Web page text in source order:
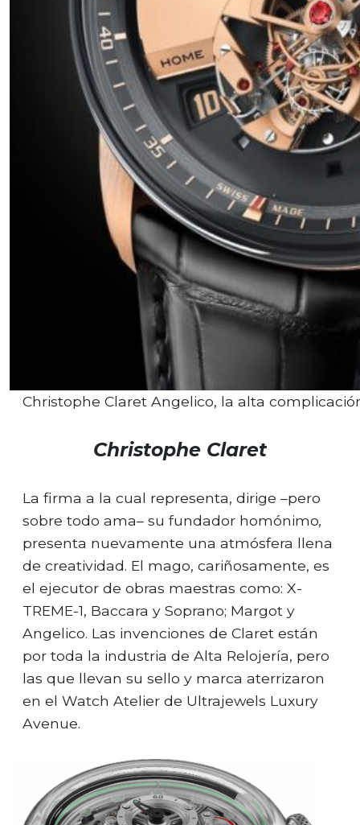
Christophe Claret Angelico, la alta
Christophe Claret
La firma a la cual representa, dirige –pero
sobre todo ama– su fundador homónimo,
presenta nuevamente una atmósfera llena
de creatividad. El mago, cariñosamente, es
el ejecutor de obras maestras como: X-
TREME-1, Baccara y Soprano; Margot y
Angelico. Las invenciones de Claret están
por toda la industria de Alta Relojería, pero
las que llevan su sello y marca aterrizaron
en el Watch Atelier de Ultrajewels Luxury
Avenue.